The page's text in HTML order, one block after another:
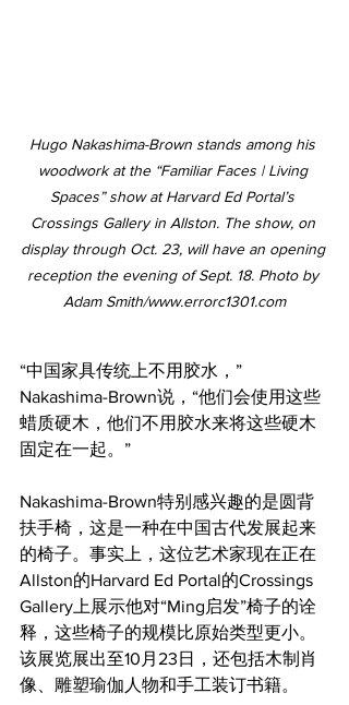
Hugo Nakashima-Brown stands among his
woodwork at the “Familiar Faces | Living
Spaces” show at Harvard Ed Portal’s
Crossings Gallery in Allston. The show, on
display through Oct. 23, will have an opening
reception the evening of Sept. 18. Photo by
Adam Smith/www.errorc1301.com
“中国家具传统上不用胶水，”
Nakashima-Brown说，“他们会使用这些
蜡质硬木，他们不用胶水来将这些硬木
固定在一起。”
Nakashima-Brown特别感兴趣的是圆背
扶手椅，这是一种在中国古代发展起来
的椅子。事实上，这位艺术家现在正在
Allston的Harvard Ed Portal的Crossings
Gallery上展示他对“Ming启发”椅子的诠
释，这些椅子的规模比原始类型更小。
该展览展出至10月23日，还包括木制肖
像、雕塑瑜伽人物和手工装订书籍。